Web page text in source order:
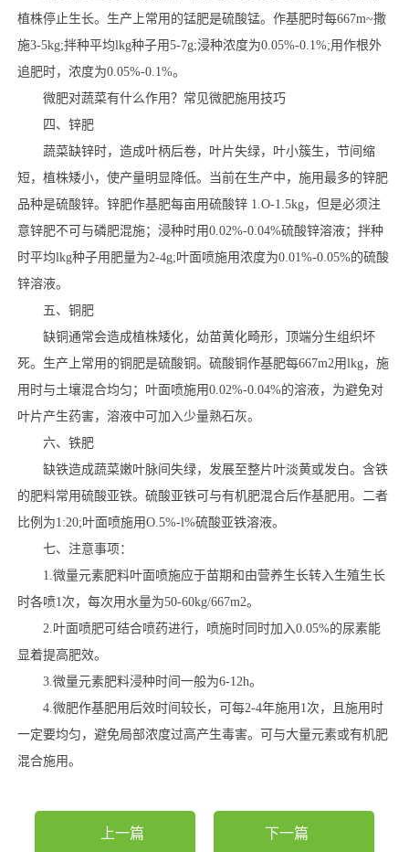
植株停止生长。生产上常用的锰肥是硫酸锰。作基肥时每667m~撒
施3-5kg;拌种平均lkg种子用5-7g;浸种浓度为0.05%-0.1%;用作根外
追肥时，浓度为0.05%-0.1%。
微肥对蔬菜有什么作用？常见微肥施用技巧
四、锌肥
蔬菜缺锌时，造成叶柄后卷，叶片失绿，叶小簇生，节间缩
短，植株矮小，使产量明显降低。当前在生产中，施用最多的锌肥
品种是硫酸锌。锌肥作基肥每亩用硫酸锌 1.O-1.5kg，但是必须注
意锌肥不可与磷肥混施；浸种时用0.02%-0.04%硫酸锌溶液；拌种
时平均lkg种子用肥量为2-4g;叶面喷施用浓度为0.01%-0.05%的硫酸
锌溶液。
五、铜肥
缺铜通常会造成植株矮化，幼苗黄化畸形，顶端分生组织坏
死。生产上常用的铜肥是硫酸铜。硫酸铜作基肥每667m2用lkg，施
用时与土壤混合均匀；叶面喷施用0.02%-0.04%的溶液，为避免对
叶片产生药害，溶液中可加入少量熟石灰。
六、铁肥
缺铁造成蔬菜嫩叶脉间失绿，发展至整片叶淡黄或发白。含铁
的肥料常用硫酸亚铁。硫酸亚铁可与有机肥混合后作基肥用。二者
比例为1:20;叶面喷施用O.5%-l%硫酸亚铁溶液。
七、注意事项：
1.微量元素肥料叶面喷施应于苗期和由营养生长转入生殖生长
时各喷1次，每次用水量为50-60kg/667m2。
2.叶面喷肥可结合喷药进行，喷施时同时加入0.05%的尿素能
显着提高肥效。
3.微量元素肥料浸种时间一般为6-12h。
4.微肥作基肥用后效时间较长，可每2-4年施用1次，且施用时
一定要均匀，避免局部浓度过高产生毒害。可与大量元素或有机肥
混合施用。
上一篇 下一篇